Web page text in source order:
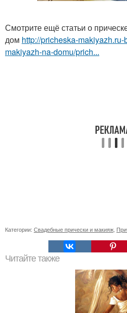
Смотрите ещё статьи о
дом http://pricheska-
makiyazh-na-domu/prich...
Категории: Свадебные прически и макияж
Читайте также